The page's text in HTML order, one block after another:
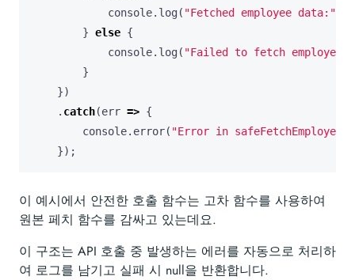
console. log ( "Fetched employee data:"
} else {
console. log ( "Failed to fetch employee
}
})
. catch(err => {
console. error( "Error in
});
이 예시에서 안전한 호출 함수는 고차 함수를 사용하여
원본 페치 함수를 감싸고 있는데요.
이 구조는 API 호출 중 발생하는 에러를 자동으로 처리하
여 로그를 남기고 실패 시 null을 반환합니다.